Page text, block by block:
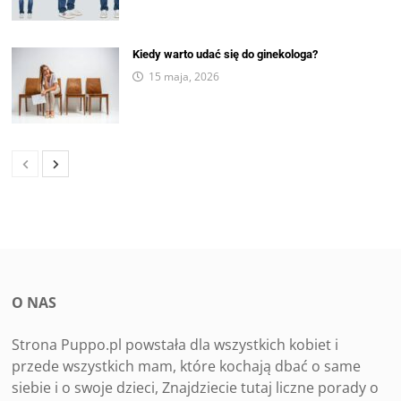
Kiedy warto udać się do ginekologa?
15 maja, 2026
O NAS
Strona Puppo.pl powstała dla wszystkich kobiet i
przede wszystkich mam, które kochają dbać o same
siebie i o swoje dzieci, Znajdziecie tutaj liczne porady o